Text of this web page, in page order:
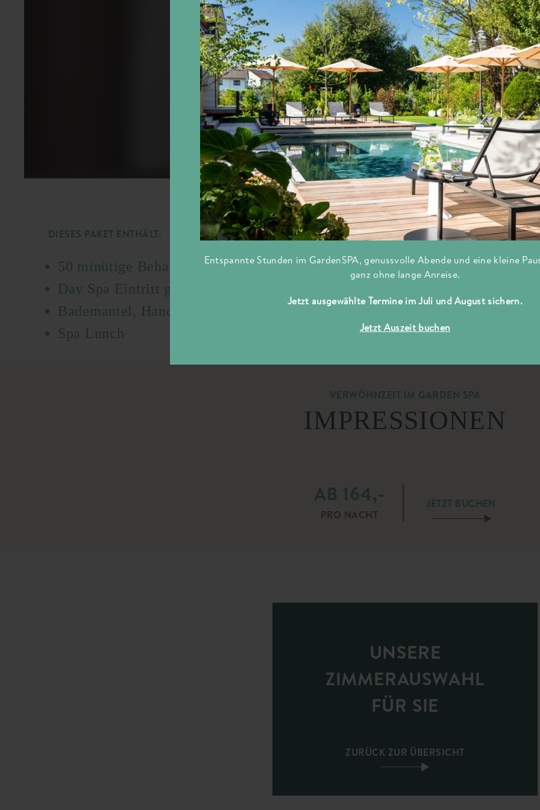
DIESES PAKET ENTHÄLT:
50 minütige Behandlung nach Wunsch à 98,00 €
Day Spa Eintritt ganztags von 10 bis 22 Uhr
Bademantel, Handtücher, Slipper, Tee- und Wasserstation, Snacks während
Spa Lunch
VERWÖHNZEIT IM GARDEN SPA
IMPRESSIONEN
AB 164,-
PRO NACHT
JETZT BUCHEN
UNSERE
ZIMMERAUSWAHL
FÜR SIE
ZURÜCK ZUR ÜBERSICHT
Entspannte Stunden im GardenSPA, genussvolle Abende und eine kleine
ganz ohne lange Anreise.
Jetzt ausgewählte Termine im Juli und August sichern.
Jetzt Auszeit buchen